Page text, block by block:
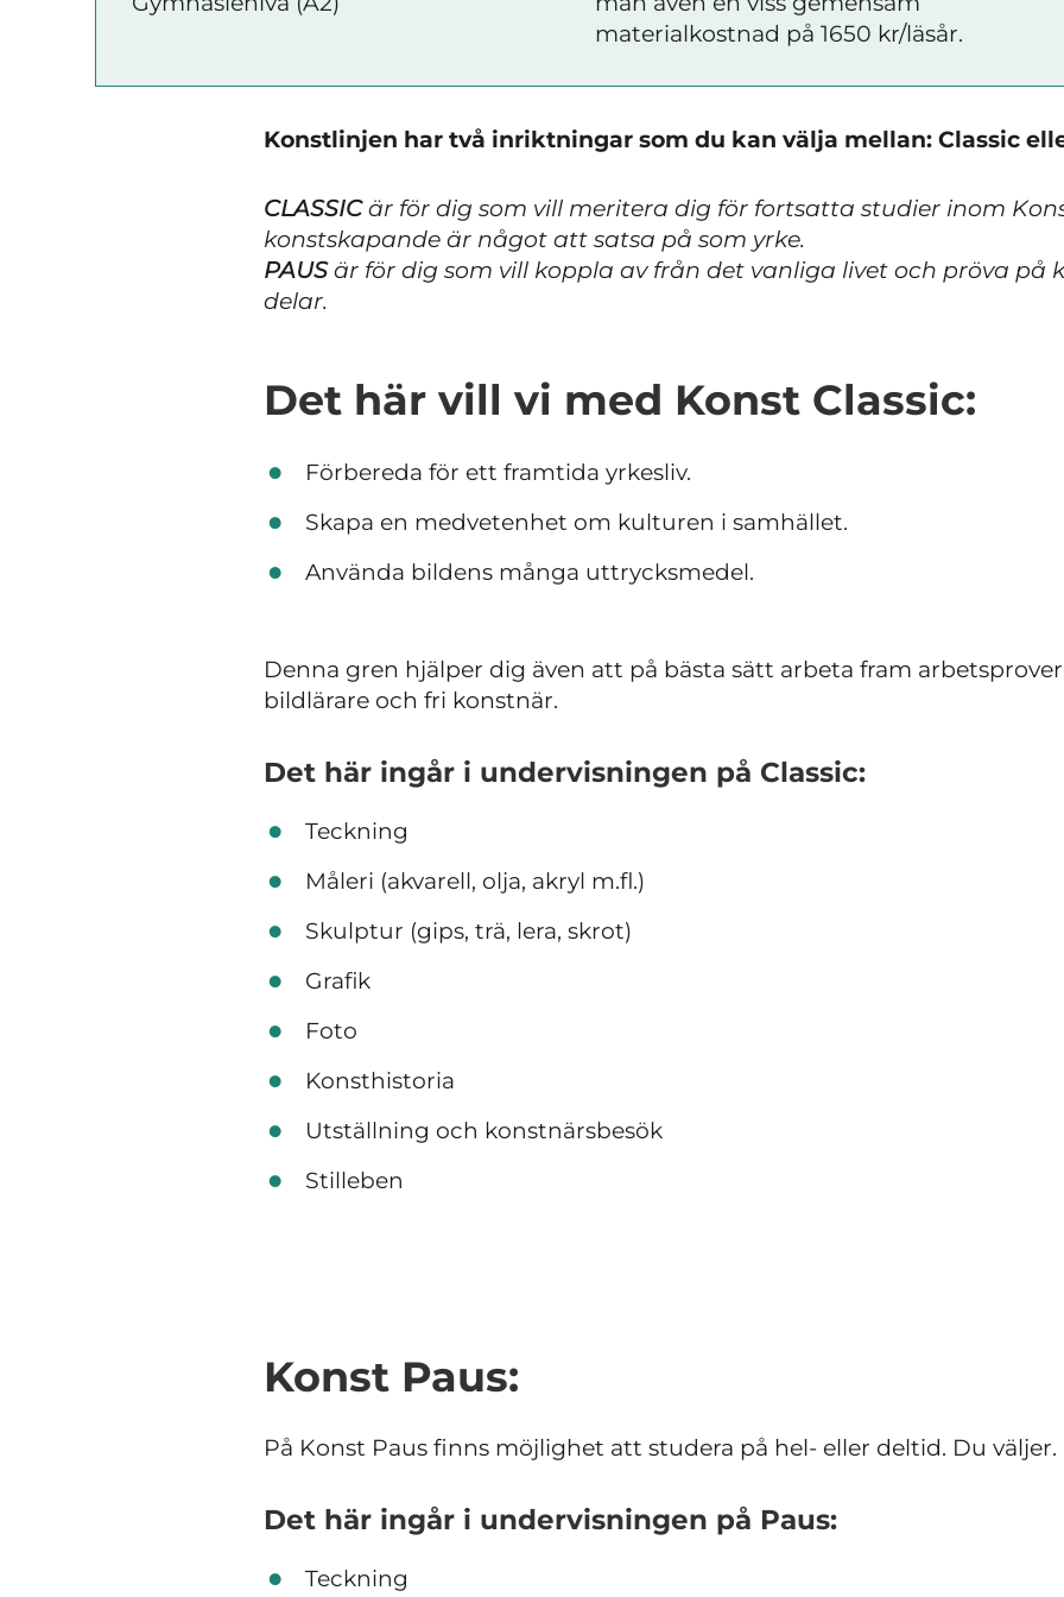
materialkostnad på 1650 kr/läsår.
Konstlinjen har två inriktningar som du kan välja mellan: Classic
CLASSICär för dig som vill meritera dig för fortsatta studier inom
konstskapande är något att satsa på som yrke.
PAUSär för dig som vill koppla av från det vanliga livet och pröva på
delar.
Det här vill vi med Konst Classic:
Förbereda för ett framtida yrkesliv.
Skapa en medvetenhet om kulturen i samhället.
Använda bildens många uttrycksmedel.
Denna gren hjälper dig även att på bästa sätt arbeta fram
bildlärare och fri konstnär.
Det här ingår i undervisningen på Classic:
Teckning
Måleri (akvarell, olja, akryl m.fl.)
Skulptur (gips, trä, lera, skrot)
Grafik
Foto
Konsthistoria
Utställning och konstnärsbesök
Stilleben
Konst Paus:
På Konst Paus finns möjlighet att studera på hel- eller deltid. Du väljer.
Det här ingår i undervisningen på Paus:
Teckning